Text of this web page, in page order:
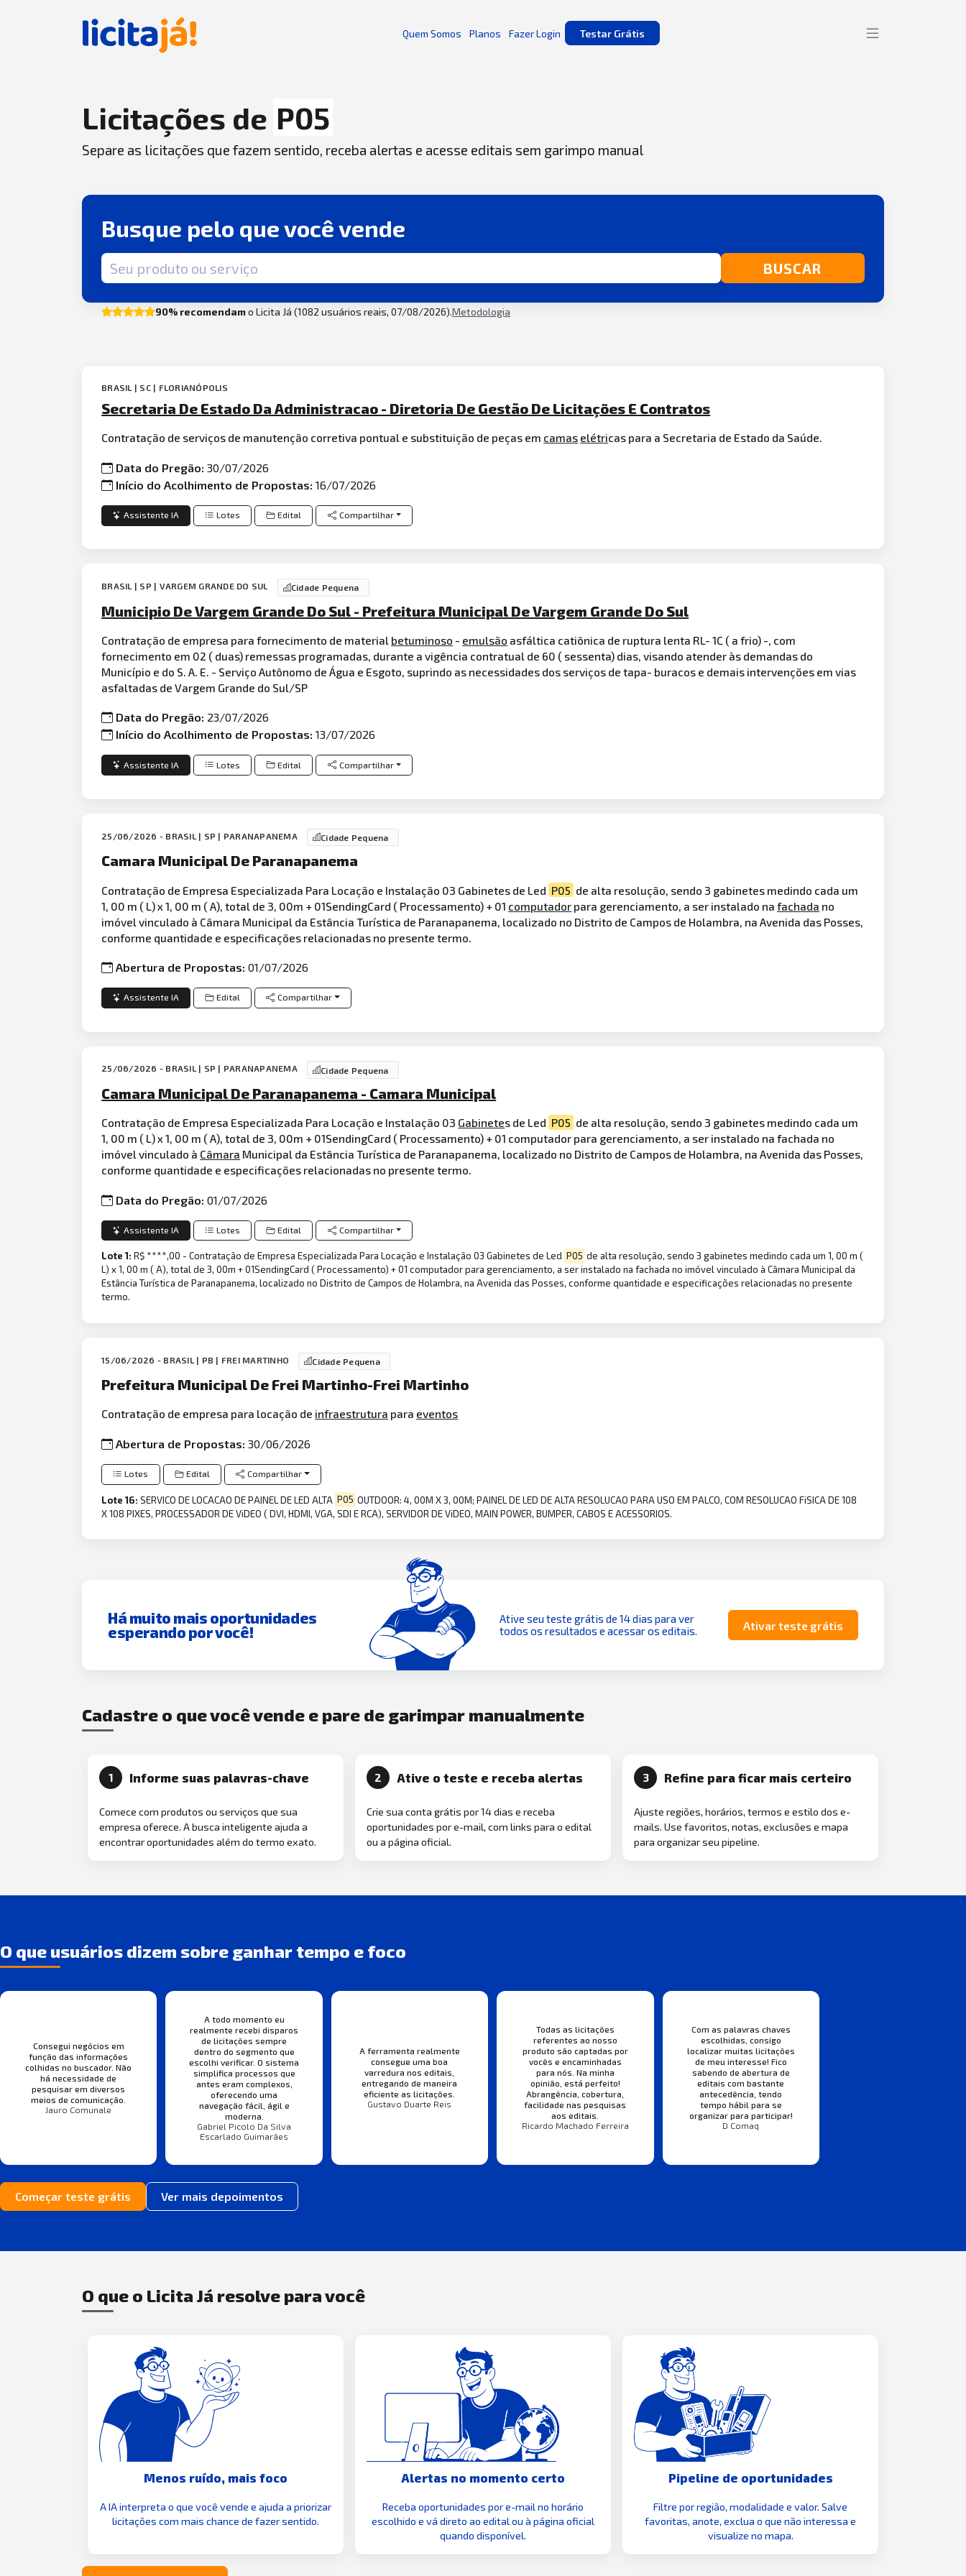
Quem Somos Planos Fazer Login Testar Grátis
Licitações de P05
Separe as licitações que fazem sentido, receba alertas e acesse editais sem garimpo manual
Busque pelo que você vende
Termo de busca BUSCAR
90% recomendamo Licita Já (1082 usuários reais, 07/08/2026).Metodologia
BRASIL | SC | FLORIANÓPOLIS
Secretaria De Estado Da Administracao - Diretoria De Gestão De Licitações E Contratos
Contratação de serviços de manutenção corretiva pontual e substituição de peças em camas elétricas para a Secretaria de Estado da Saúde.
Data do Pregão:30/07/2026
Início do Acolhimento de Propostas:16/07/2026
Assistente IA Lotes Edital Compartilhar
BRASIL | SP | VARGEM GRANDE DO SUL Cidade Pequena
Municipio De Vargem Grande Do Sul - Prefeitura Municipal De Vargem Grande Do Sul
Contratação de empresa para fornecimento de material betuminoso - emulsão asfáltica catiônica de ruptura lenta RL- 1C ( a frio) -, com
fornecimento em 02 ( duas) remessas programadas, durante a vigência contratual de 60 ( sessenta) dias, visando atender às demandas do
Município e do S. A. E. - Serviço Autônomo de Água e Esgoto, suprindo as necessidades dos serviços de tapa- buracos e demais intervenções em vias
asfaltadas de Vargem Grande do Sul/SP
Data do Pregão: 23/07/2026
Início do Acolhimento de Propostas:13/07/2026
Assistente IA Lotes Edital Compartilhar
25/06/2026 - BRASIL | SP | PARANAPANEMA Cidade Pequena
Camara Municipal De Paranapanema
Contratação de Empresa Especializada Para Locação e Instalação 03 Gabinetes de Led P05 de alta resolução, sendo 3 gabinetes medindo cada um
1, 00 m ( L) x 1, 00 m ( A), total de 3, 00m + 01SendingCard ( Processamento) + 01 computador para gerenciamento, a ser instalado nafachada no
imóvel vinculado à Câmara Municipal da Estância Turística de Paranapanema, localizado no Distrito de Campos de Holambra, na Avenida das Posses,
conforme quantidade e especificações relacionadas no presente termo.
Abertura de Propostas:01/07/2026
Assistente IA Edital Compartilhar
25/06/2026 - BRASIL | SP | PARANAPANEMA Cidade Pequena
Camara Municipal De Paranapanema - Camara Municipal
Contratação de Empresa Especializada Para Locação e Instalação 03 Gabinetes de Led P05 de alta resolução, sendo 3 gabinetes medindo cada um
1, 00 m ( L) x 1, 00 m ( A), total de 3, 00m + 01SendingCard ( Processamento) + 01 computador para gerenciamento, a ser instalado na fachada no
imóvel vinculado à Câmara Municipal da Estância Turística de Paranapanema, localizado no Distrito de Campos de Holambra, na Avenida das Posses,
conforme quantidade e especificações relacionadas no presente termo.
Data do Pregão:01/07/2026
Assistente IA Lotes Edital Compartilhar
Lote 1:R$ ****,00 - Contratação de Empresa Especializada Para Locação e Instalação 03 Gabinetes de Led P05 de alta resolução, sendo 3 gabinetes medindo cada um 1, 00 m (
L) x 1, 00 m ( A), total de 3, 00m + 01SendingCard ( Processamento) + 01 computador para gerenciamento, a ser instalado na fachada no imóvel vinculado à Câmara Municipal da
Estância Turística de Paranapanema, localizado no Distrito de Campos de Holambra, na Avenida das Posses, conforme quantidade e especificações relacionadas no presente
termo.
15/06/2026 - BRASIL | PB | FREI MARTINHO Cidade Pequena
Prefeitura Municipal De Frei Martinho-Frei Martinho
Contratação de empresa para locação de infraestrutura para eventos
Abertura de Propostas:30/06/2026
Lotes Edital Compartilhar
Lote 16:SERVICO DE LOCACAO DE PAINEL DE LED ALTA P05 OUTDOOR: 4, 00M X 3, 00M; PAINEL DE LED DE ALTA RESOLUCAO PARA USO EM PALCO, COM RESOLUCAO FiSICA DE 108
X 108 PIXES, PROCESSADOR DE ViDEO ( DVI, HDMI, VGA, SDI E RCA), SERVIDOR DE ViDEO, MAIN POWER, BUMPER, CABOS E ACESSORIOS.
Há muito mais oportunidades
esperando por você!
Ative seu teste grátis de 14 dias para ver
todos os resultados e acessar os editais.
Ativar teste grátis
Cadastre o que você vende e pare de garimpar manualmente
1 Informe suas palavras-chave
Comece com produtos ou serviços que sua
empresa oferece. A busca inteligente ajuda a
encontrar oportunidades além do termo exato.
2 Ative o teste e receba alertas
Crie sua conta grátis por 14 dias e receba
oportunidades por e-mail, com links para o edital
ou a página oficial.
3 Refine para ficar mais certeiro
Ajuste regiões, horários, termos e estilo dos e-
mails. Use favoritos, notas, exclusões e mapa
para organizar seu pipeline.
O que usuários dizem sobre ganhar tempo e foco
Consegui negócios em
função das informações
colhidas no buscador. Não
há necessidade de
pesquisar em diversos
meios de comunicação.
Jauro Comunale
A todo momento eu
realmente recebi disparos
de licitações sempre
dentro do segmento que
escolhi verificar. O sistema
simplifica processos que
antes eram complexos,
oferecendo uma
navegação fácil, ágil e
moderna.
Gabriel Picolo Da Silva
Escarlado Guimarães
A ferramenta realmente
consegue uma boa
varredura nos editais,
entregando de maneira
eficiente as licitações.
Gustavo Duarte Reis
Todas as licitações
referentes ao nosso
produto são captadas por
vocês e encaminhadas
para nós. Na minha
opinião, está perfeito!
Abrangência, cobertura,
facilidade nas pesquisas
aos editais.
Ricardo Machado Ferreira
Com as palavras chaves
escolhidas, consigo
localizar muitas licitações
de meu interesse! Fico
sabendo de abertura de
editais com bastante
antecedência, tendo
tempo hábil para se
organizar para participar!
D Comaq
Começar teste grátis Ver mais depoimentos
O que o Licita Já resolve para você
Menos ruído, mais foco
A IA interpreta o que você vende e ajuda a priorizar
licitações com mais chance de fazer sentido.
Alertas no momento certo
Receba oportunidades por e-mail no horário
escolhido e vá direto ao edital ou à página oficial
quando disponível.
Pipeline de oportunidades
Filtre por região, modalidade e valor. Salve
favoritas, anote, exclua o que não interessa e
visualize no mapa.